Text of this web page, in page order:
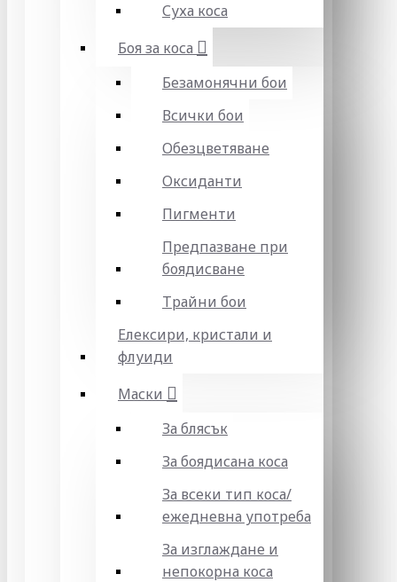
Суха коса
Боя за коса
Безамонячни бои
Всички бои
Обезцветяване
Оксиданти
Пигменти
Предпазване при
боядисване
Трайни бои
Елексири, кристали и
флуиди
Маски
За блясък
За боядисана коса
За всеки тип коса/
ежедневна употреба
За изглаждане и
непокорна коса